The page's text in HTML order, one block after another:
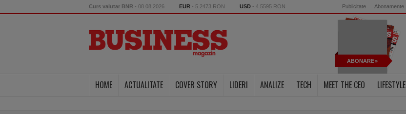
Curs valutar BNR - 08.08.2026 EUR - 5.2473 RON USD - 4.5595 RON Publicitate Abonamente
ABONARE
HOME ACTUALITATE COVER STORY LIDERI ANALIZE TECH MEET THE CEO LIFESTYLE